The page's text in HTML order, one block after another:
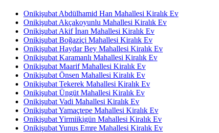
Onikişubat Abdülhamid Han Mahallesi Kiralık Ev
Onikişubat Akçakoyunlu Mahallesi Kiralık Ev
Onikişubat Akif İnan Mahallesi Kiralık Ev
Onikişubat Boğaziçi Mahallesi Kiralık Ev
Onikişubat Haydar Bey Mahallesi Kiralık Ev
Onikişubat Karamanlı Mahallesi Kiralık Ev
Onikişubat Maarif Mahallesi Kiralık Ev
Onikişubat Önsen Mahallesi Kiralık Ev
Onikişubat Tekerek Mahallesi Kiralık Ev
Onikişubat Üngüt Mahallesi Kiralık Ev
Onikişubat Vadi Mahallesi Kiralık Ev
Onikişubat Yamaçtepe Mahallesi Kiralık Ev
Onikişubat Yirmiikigün Mahallesi Kiralık Ev
Onikişubat Yunus Emre Mahallesi Kiralık Ev